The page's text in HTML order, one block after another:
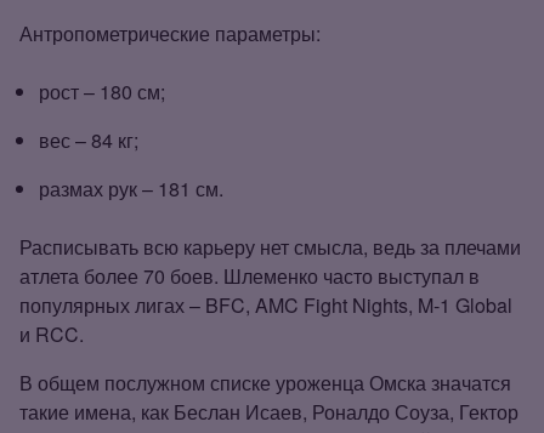
Антропометрические параметры:
рост – 180 см;
вес – 84 кг;
размах рук – 181 см.
Расписывать всю карьеру нет смысла, ведь за плечами
атлета более 70 боев. Шлеменко часто выступал в
популярных лигах – BFC, AMC Fight Nights, M‑1 Global
и RCC.
В общем послужном списке уроженца Омска значатся
такие имена, как Беслан Исаев, Роналдо Соуза, Гектор